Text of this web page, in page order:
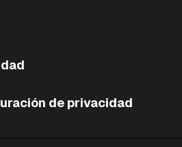
de privacidad